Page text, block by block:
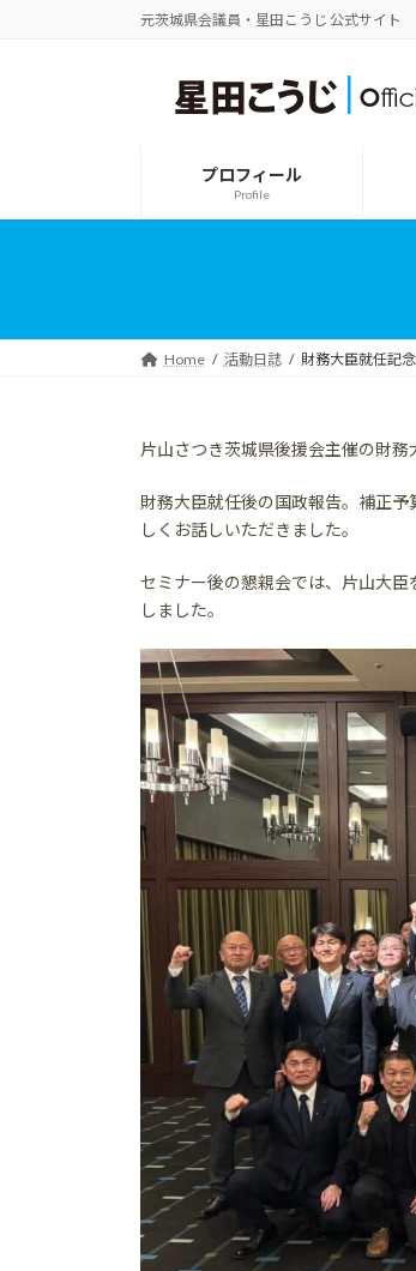
元茨城県会議員・星田こうじ 公式サイト
プロフィール
Profile
Home 活動日誌 財務大臣就任記
片山さつき茨城県後援会主催の財務
財務大臣就任後の国政報告。補正
しくお話しいただきました。
セミナー後の懇親会では、片山大
しました。